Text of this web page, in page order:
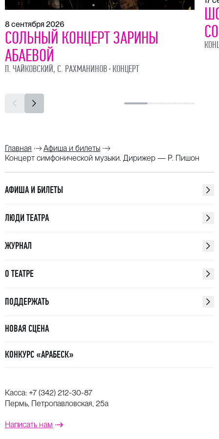
8 сентября 2026
СОЛЬНЫЙ КОНЦЕРТ ЗАРИНЫ
АБАЕВОЙ
П. ЧАЙКОВСКИЙ, С. РАХМАНИНОВ КОНЦЕРТ
Главная
Афиша и билеты
Концерт симфонической музыки. Дирижер — Р. Пишон
АФИША И БИЛЕТЫ
ЛЮДИ ТЕАТРА
ЖУРНАЛ
О ТЕАТРЕ
ПОДДЕРЖАТЬ
НОВАЯ СЦЕНА
КОНКУРС «АРАБЕСК»
Касса: +7 (342) 212-30-87
Пермь, Петропавловская, 25а
Написать нам